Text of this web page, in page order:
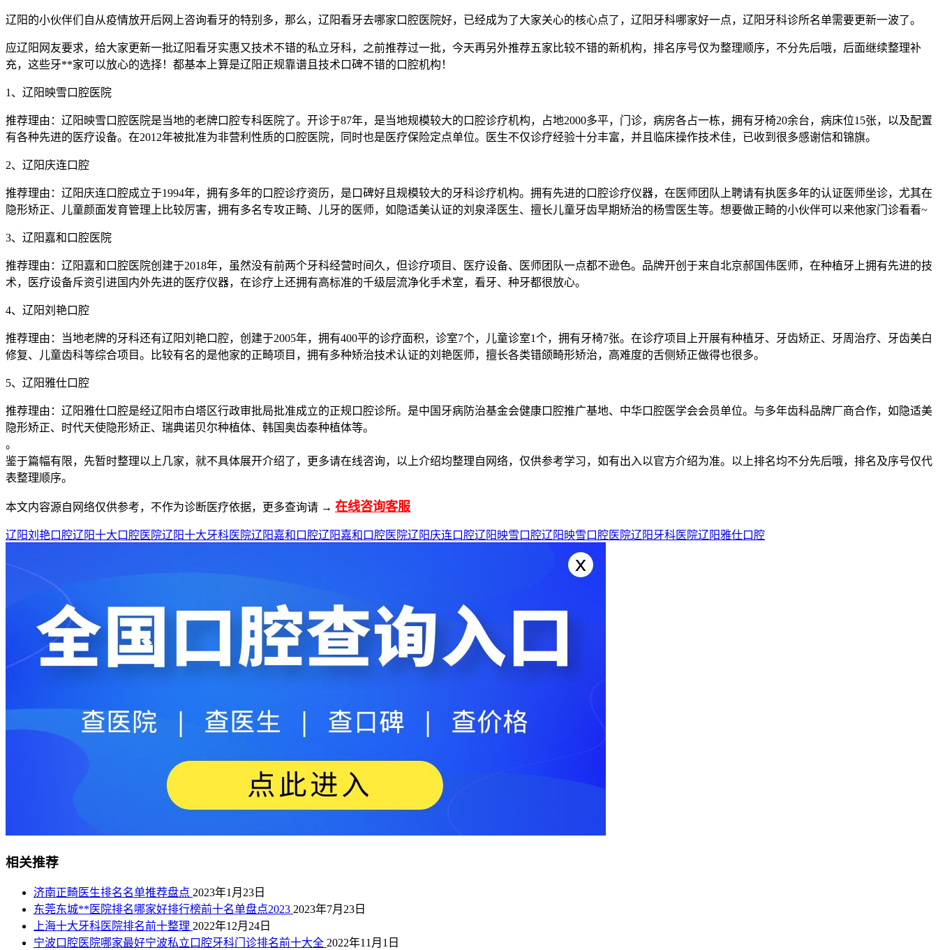
辽阳的小伙伴们自从疫情放开后网上咨询看牙的特别多，那么，辽阳看牙去哪家口腔医院好，已经成为了大家关心的核心点了，辽阳牙科哪家好一点，辽阳牙科诊所名单需要更新一波了。
应辽阳网友要求，给大家更新一批辽阳看牙实惠又技术不错的私立牙科，之前推荐过一批，今天再另外推荐五家比较不错的新机构，排名序号仅为整理顺序，不分先后哦，后面继续整理补
充，这些牙**家可以放心的选择！都基本上算是辽阳正规靠谱且技术口碑不错的口腔机构！
1、辽阳映雪口腔医院
推荐理由：辽阳映雪口腔医院是当地的老牌口腔专科医院了。开诊于87年，是当地规模较大的口腔诊疗机构，占地2000多平，门诊，病房各占一栋，拥有牙椅20余台，病床位15张，以及配置
有各种先进的医疗设备。在2012年被批准为非营利性质的口腔医院，同时也是医疗保险定点单位。医生不仅诊疗经验十分丰富，并且临床操作技术佳，已收到很多感谢信和锦旗。
2、辽阳庆连口腔
推荐理由：辽阳庆连口腔成立于1994年，拥有多年的口腔诊疗资历，是口碑好且规模较大的牙科诊疗机构。拥有先进的口腔诊疗仪器，在医师团队上聘请有执医多年的认证医师坐诊，尤其在
隐形矫正、儿童颜面发育管理上比较厉害，拥有多名专攻正畸、儿牙的医师，如隐适美认证的刘泉泽医生、擅长儿童牙齿早期矫治的杨雪医生等。想要做正畸的小伙伴可以来他家门诊看看~
3、辽阳嘉和口腔医院
推荐理由：辽阳嘉和口腔医院创建于2018年，虽然没有前两个牙科经营时间久，但诊疗项目、医疗设备、医师团队一点都不逊色。品牌开创于来自北京郝国伟医师，在种植牙上拥有先进的技
术，医疗设备斥资引进国内外先进的医疗仪器，在诊疗上还拥有高标准的千级层流净化手术室，看牙、种牙都很放心。
4、辽阳刘艳口腔
推荐理由：当地老牌的牙科还有辽阳刘艳口腔，创建于2005年，拥有400平的诊疗面积，诊室7个，儿童诊室1个，拥有牙椅7张。在诊疗项目上开展有种植牙、牙齿矫正、牙周治疗、牙齿美白
修复、儿童齿科等综合项目。比较有名的是他家的正畸项目，拥有多种矫治技术认证的刘艳医师，擅长各类错颌畸形矫治，高难度的舌侧矫正做得也很多。
5、辽阳雅仕口腔
推荐理由：辽阳雅仕口腔是经辽阳市白塔区行政审批局批准成立的正规口腔诊所。是中国牙病防治基金会健康口腔推广基地、中华口腔医学会会员单位。与多年齿科品牌厂商合作，如隐适美
隐形矫正、时代天使隐形矫正、瑞典诺贝尔种植体、韩国奥齿泰种植体等。
。
鉴于篇幅有限，先暂时整理以上几家，就不具体展开介绍了，更多请在线咨询，以上介绍均整理自网络，仅供参考学习，如有出入以官方介绍为准。以上排名均不分先后哦，排名及序号仅代
表整理顺序。
本文内容源自网络仅供参考，不作为诊断医疗依据，更多查询请 → 在线咨询客服
辽阳刘艳口腔辽阳十大口腔医院辽阳十大牙科医院辽阳嘉和口腔辽阳嘉和口腔医院辽阳庆连口腔辽阳映雪口腔辽阳映雪口腔医院辽阳牙科医院辽阳雅仕口腔
相关推荐
济南正畸医生排名名单推荐盘点 2023年1月23日
东莞东城**医院排名哪家好排行榜前十名单盘点2023 2023年7月23日
上海十大牙科医院排名前十整理 2022年12月24日
宁波口腔医院哪家最好宁波私立口腔牙科门诊排名前十大全 2022年11月1日